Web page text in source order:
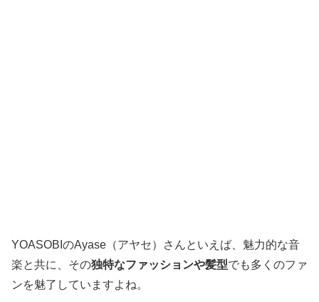
YOASOBIのAyase（アヤセ）さんといえば、魅力的な音
楽と共に、その独特なファッションや髪型でも多くのファ
ンを魅了していますよね。